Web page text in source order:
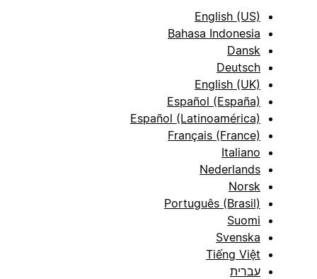
English (US)
Bahasa Indonesia
Dansk
Deutsch
English (UK)
Español (España)
Español (Latinoamérica)
Français (France)
Italiano
Nederlands
Norsk
Português (Brasil)
Suomi
Svenska
Tiếng Việt
עברית